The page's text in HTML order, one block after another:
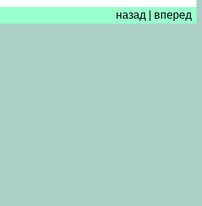
назад вперед